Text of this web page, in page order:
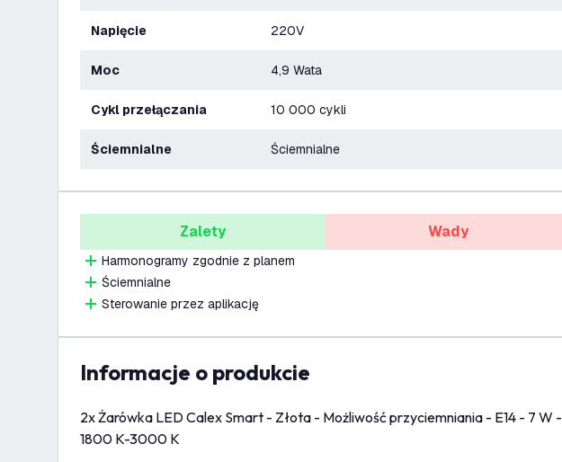
Napięcie 220V
Moc 4,9 Wata
Cykl przełączania 10 000 cykli
Ściemnialne Ściemnialne
Zalety
Harmonogramy zgodnie z planem
Ściemnialne
Sterowanie przez aplikację
Wady
informacje o produkcie
2x Żarówka LED Calex Smart - Złota - Możliwość przyciemniania - E14 - 7 W -
1800 K-3000 K